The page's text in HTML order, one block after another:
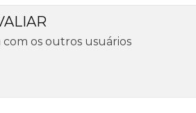
os outros usuários